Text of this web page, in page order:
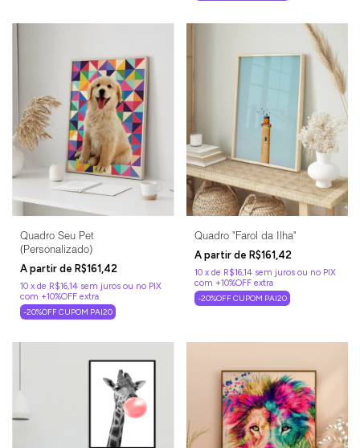
Quadro Seu Pet
(Personalizado)
R$161,42
10 x de R$16,14 sem juros
-20%OFF CUPOM PAI20
Quadro "Farol da Ilha"
R$161,42
10 x de R$16,14 sem juros
-20%OFF CUPOM PAI20